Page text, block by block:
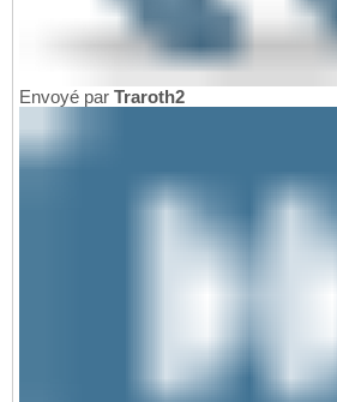
Envoyé par Traroth2